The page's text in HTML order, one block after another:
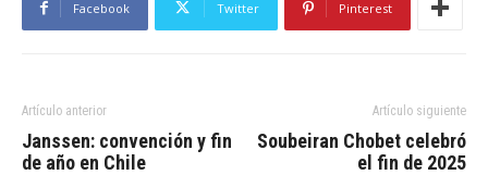
Facebook Twitter Pinterest
Artículo anterior
Janssen: convención y fin
de año en Chile
Artículo siguiente
Soubeiran Chobet celebró
el fin de 2025